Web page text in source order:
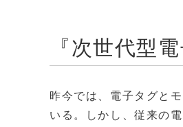
『次世代型
昨今では、電子タグと
いる。しかし、従来の